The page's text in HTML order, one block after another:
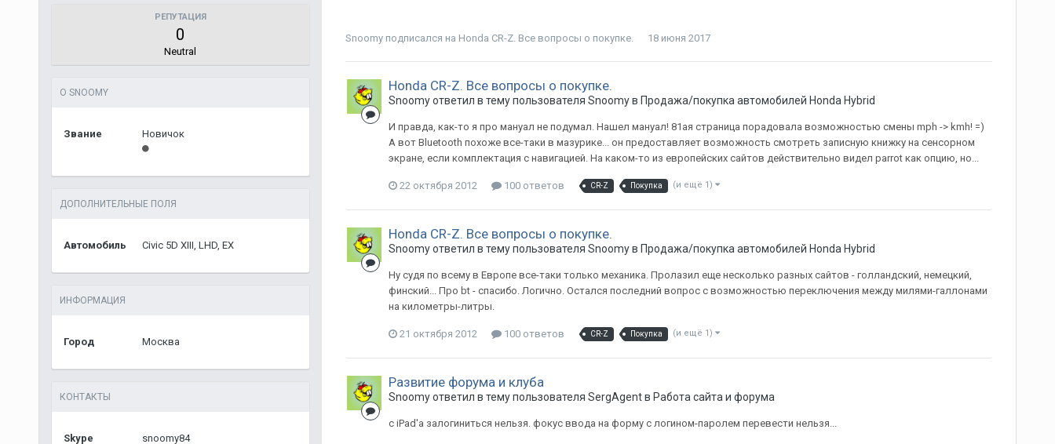
РЕПУТАЦИЯ
0
Neutral
О SNOOMY
Звание Новичок
ДОПОЛНИТЕЛЬНЫЕ ПОЛЯ
Автомобиль Civic 5D XIII, LHD, EX
ИНФОРМАЦИЯ
Город Москва
КОНТАКТЫ
Skype snoomy84
Snoomyподписался на Honda CR-Z. Все вопросы о покупке. 18 июня 2017
Honda CR-Z. Все вопросы о покупке.
Snoomyответил в тему пользователя Snoomyв Продажа/покупка автомобилей Honda Hybrid
И правда, как-то я про мануал не подумал. Нашел мануал! 81ая страница порадовала возможностью смены mph -> kmh! =)
А вот Bluetooth похоже все-таки в мазурике... он предоставляет возможность смотреть записную книжку на сенсорном
экране, если комплектация с навигацией. На каком-то из европейских сайтов действительно видел parrot как опцию, но...
22 октября 2012 100 ответов CR-Z Покупка (и ещё 1)
Honda CR-Z. Все вопросы о покупке.
Snoomyответил в тему пользователя Snoomyв Продажа/покупка автомобилей Honda Hybrid
Ну судя по всему в Европе все-таки только механика. Пролазил еще несколько разных сайтов - голландский, немецкий,
финский... Про bt - спасибо. Логично. Остался последний вопрос с возможностью переключения между милями-галлонами
на километры-литры.
21 октября 2012 100 ответов CR-Z Покупка (и ещё 1)
Развитие форума и клуба
Snoomyответил в тему пользователя SergAgentв Работа сайта и форума
c iPad'а залогиниться нельзя. фокус ввода на форму с логином-паролем перевести нельзя...